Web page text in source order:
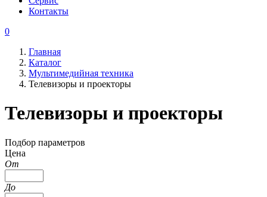
Контакты
0
Главная
Каталог
Мультимедийная техника
Телевизоры и проекторы
Телевизоры и проекторы
Подбор параметров
Цена
От
До